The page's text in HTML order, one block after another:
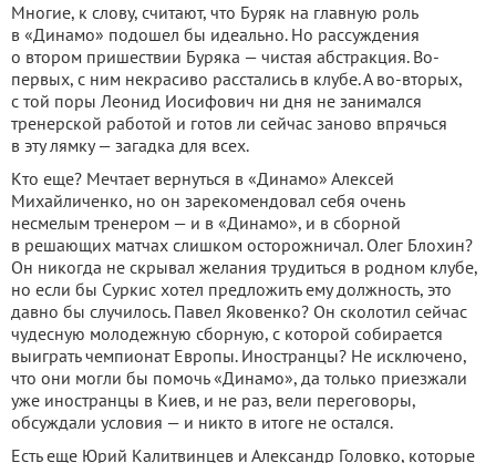
Многие, к слову, считают, что Буряк на главную роль
в «Динамо» подошел бы идеально. Но рассуждения
о втором пришествии Буряка — чистая абстракция. Во-
первых, с ним некрасиво расстались в клубе. А во-вторых,
с той поры Леонид Иосифович ни дня не занимался
тренерской работой и готов ли сейчас заново впрячься
в эту лямку — загадка для всех.
Кто еще? Мечтает вернуться в «Динамо» Алексей
Михайличенко, но он зарекомендовал себя очень
несмелым тренером — и в «Динамо», и в сборной
в решающих матчах слишком осторожничал. Олег Блохин?
Он никогда не скрывал желания трудиться в родном клубе,
но если бы Суркис хотел предложить ему должность, это
давно бы случилось. Павел Яковенко? Он сколотил сейчас
чудесную молодежную сборную, с которой собирается
выиграть чемпионат Европы. Иностранцы? Не исключено,
что они могли бы помочь «Динамо», да только приезжали
уже иностранцы в Киев, и не раз, вели переговоры,
обсуждали условия — и никто в итоге не остался.
Есть еще Юрий Калитвинцев и Александр Головко, которые